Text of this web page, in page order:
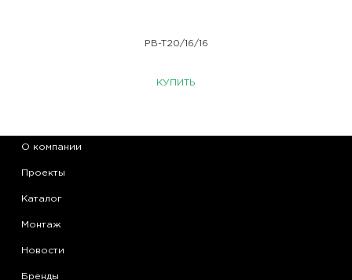
PB-T20/16/16
КУПИТЬ
О компании
Проекты
Каталог
Монтаж
Новости
Бренды